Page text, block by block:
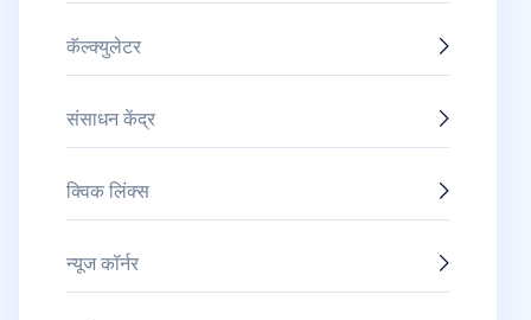
कॅल्क्युलेटर
संसाधन केंद्र
क्विक लिंक्स
न्यूज कॉर्नर